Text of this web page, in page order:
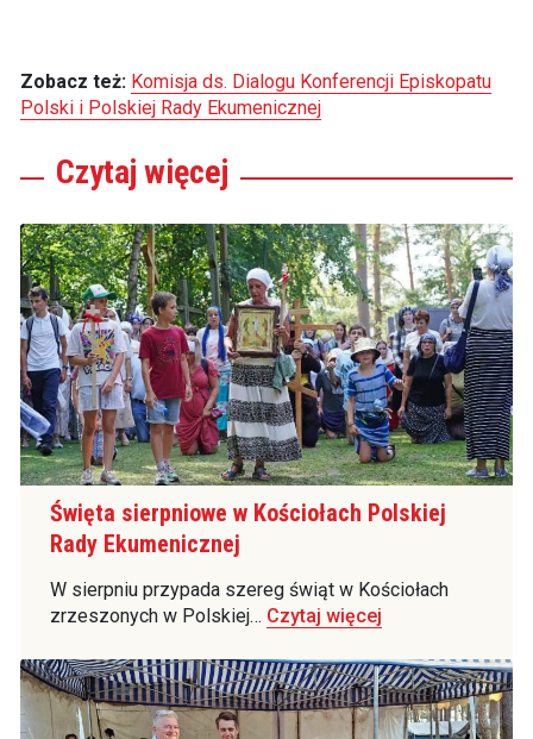
Zobacz też: Komisja ds. Dialogu Konferencji Episkopatu
Polski i Polskiej Rady Ekumenicznej
Czytaj więcej
Święta sierpniowe w Kościołach Polskiej
Rady Ekumenicznej
W sierpniu przypada szereg świąt w Kościołach
zrzeszonych w Polskiej… Czytaj więcej